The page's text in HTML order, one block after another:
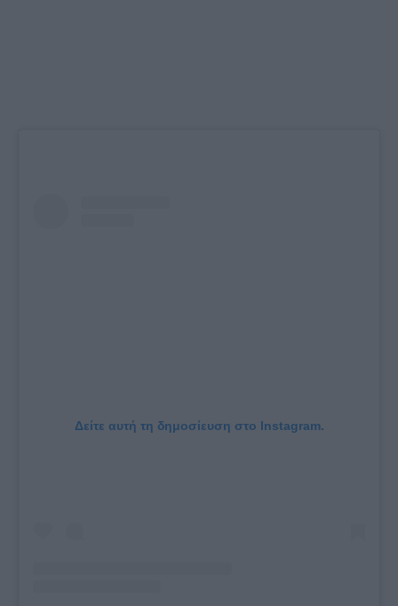
Δείτε αυτή τη δημοσίευση στο Instagram.